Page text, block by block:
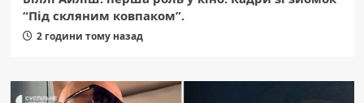
“Під скляним ковпаком”.
2 години тому назад